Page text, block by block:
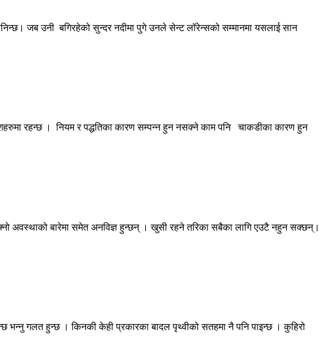
जब उनी बगिरहेको सुन्दर नदीमा पुगे उनले सेन्ट लॉरेन्सको सम्मानमा यसलाई सान
रहन्छ । नियम र पद्धतिका कारण सम्पन्न हुन नसक्ने काम पनि चाकडीका कारण हुन
अवस्थाको बारेमा समेत अनविज्ञ हुन्छन् । खुसी रहने तरिका सबैका लागि एउटै नहुन सक्छन्।
गलत हुन्छ । किनकी केही प्रकारका बादल पृथ्वीको सतहमा नै पनि पाइन्छ । कुहिरो